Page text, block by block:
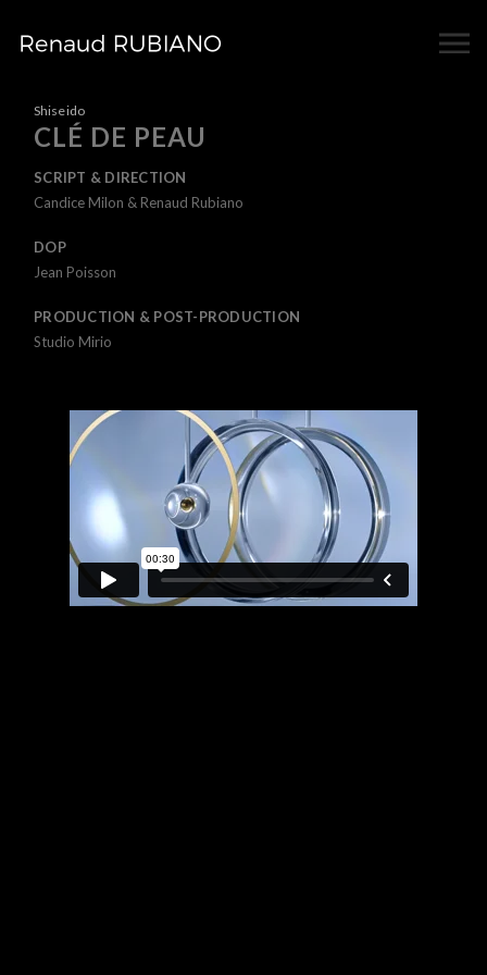
Shiseido
CLÉ DE PEAU
SCRIPT & DIRECTION
Candice Milon & Renaud Rubiano
DOP
Jean Poisson
PRODUCTION & POST-PRODUCTION
Studio Mirio